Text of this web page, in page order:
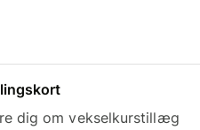
dig om vekselkurstillæg